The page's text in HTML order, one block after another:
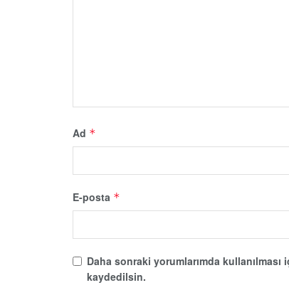
Ad *
E-posta *
Daha sonraki yorumlarımda
kaydedilsin.